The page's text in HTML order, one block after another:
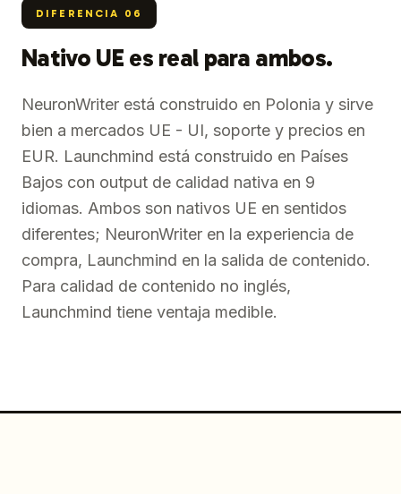
DIFERENCIA 06
Nativo UE es real para ambos.
NeuronWriter está construido en Polonia y sirve
bien a mercados UE - UI, soporte y precios en
EUR. Launchmind está construido en Países
Bajos con output de calidad nativa en 9
idiomas. Ambos son nativos UE en sentidos
diferentes; NeuronWriter en la experiencia de
compra, Launchmind en la salida de contenido.
Para calidad de contenido no inglés,
Launchmind tiene ventaja medible.